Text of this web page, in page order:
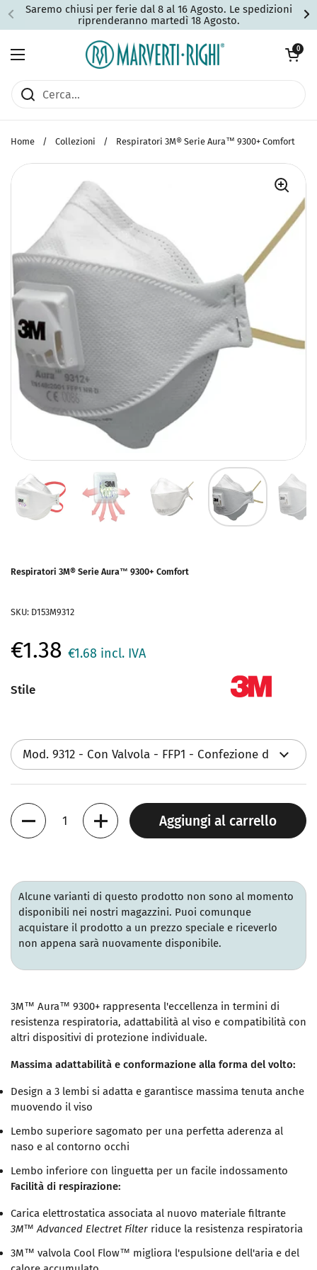
Passa ai contenuti
Saremo chiusi per ferie dal 8 al 16 Agosto. Le spedizioni
riprenderanno martedì 18 Agosto.
Apri menu
Apri carrello
0
Home / Collezioni / Respiratori 3M® Serie Aura™ 9300+ Comfort
Respiratori 3M® Serie Aura™ 9300+ Comfort
SKU: D153M9312
€1.38 €1.68 incl. IVA
Stile
Quantità
Aggiungi al carrello
Alcune varianti di questo prodotto non sono al momento
disponibili nei nostri magazzini. Puoi comunque
acquistare il prodotto a un prezzo speciale e riceverlo
non appena sarà nuovamente disponibile.
3M™ Aura™ 9300+ rappresenta l'eccellenza in termini di
resistenza respiratoria, adattabilità al viso e compatibilità con
altri dispositivi di protezione individuale.
Massima adattabilità e conformazione alla forma del volto:
Design a 3 lembi si adatta e garantisce massima tenuta anche
muovendo il viso
Lembo superiore sagomato per una perfetta aderenza al
naso e al contorno occhi
Lembo inferiore con linguetta per un facile indossamento
Facilità di respirazione:
Carica elettrostatica associata al nuovo materiale filtrante
3M™ Advanced Electret Filter riduce la resistenza respiratoria
3M™ valvola Cool Flow™ migliora l'espulsione dell'aria e del